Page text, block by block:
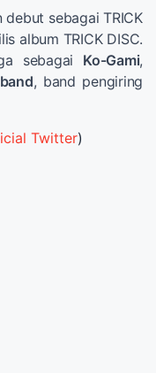
sebagai TRICK
album TRICK DISC.
sebagai Ko-Gami,
, band pengiring
Twitter)